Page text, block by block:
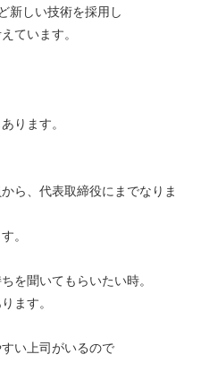
新しい技術を採用し
ています。
ります。
ら、代表取締役にまでなりま
。
を聞いてもらいたい時。
ます。
い上司がいるので